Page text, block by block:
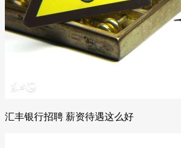
汇丰银行招聘 薪资待遇这么好